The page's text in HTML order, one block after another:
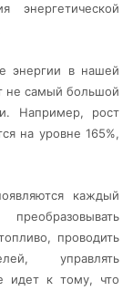
энергетической
энергии в нашей
не самый большой
Например, рост
на уровне 165%,
каждый
проводить
управлять
идет к тому, что